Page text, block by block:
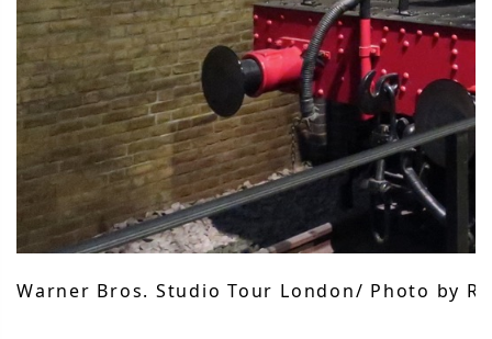
Warner Bros. Studio Tour London/ Photo by